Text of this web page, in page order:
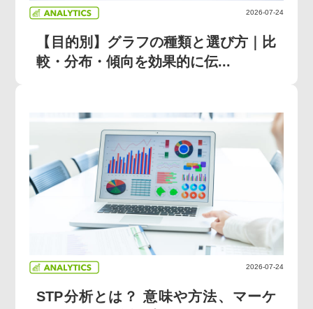
2026-07-24
【目的別】グラフの種類と選び方｜比
較・分布・傾向を効果的に伝...
2026-07-24
STP分析とは？ 意味や方法、マーケ